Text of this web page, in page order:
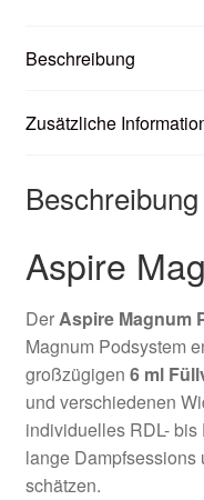
Unsere Standorte
Beschreibung
Zusätzliche
Beschreibung
Aspire
DerAspire Magnum
Magnum Podsystem
großzügigen 6 ml
und verschiedenen
individuelles RDL- bis
lange
schätzen.